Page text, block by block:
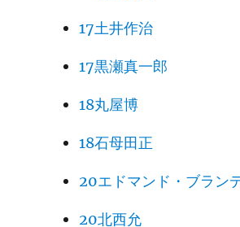
17土井作治
17黒瀬真一郎
18丸屋博
18石母田正
20エドマンド・ブラン
20北西允